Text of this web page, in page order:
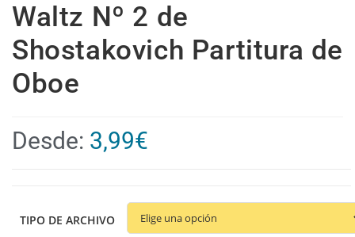
Waltz Nº 2 de
Shostakovich Partitura de
Oboe
Desde: 3,99€
TIPO DE ARCHIVO